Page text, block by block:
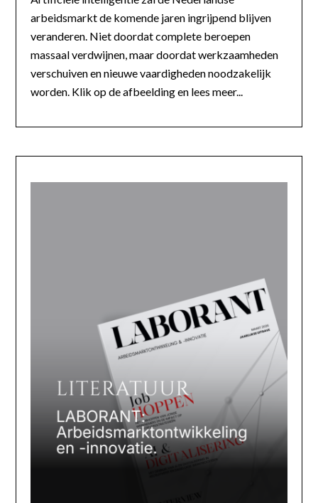
arbeidsmarkt de komende jaren ingrijpend blijven
veranderen. Niet doordat complete beroepen
massaal verdwijnen, maar doordat werkzaamheden
verschuiven en nieuwe vaardigheden noodzakelijk
worden. Klik op de afbeelding en lees meer...